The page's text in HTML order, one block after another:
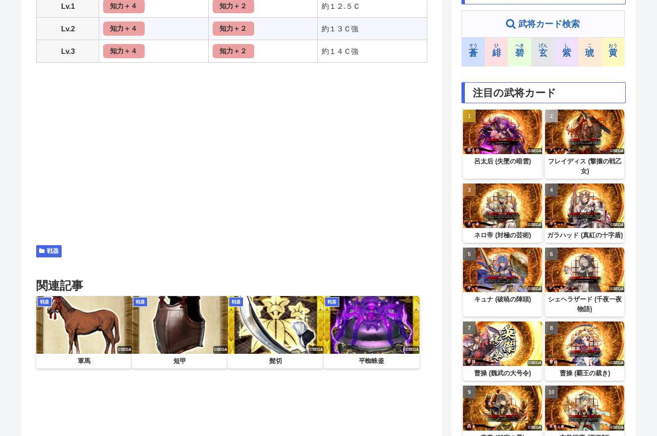
Lv.1 知力＋４ 知力＋２ 約１２.５Ｃ
Lv.2 知力＋４ 知力＋２ 約１３Ｃ強
Lv.3 知力＋４ 知力＋２ 約１４Ｃ強
戦器
関連記事
戦器
軍馬
戦器
短甲
戦器
髭切
戦器
平蜘蛛釜
武将カード検索
蒼
そう
緋
ひ
碧
へき
玄
げん
紫
し
琥
こ
黄
おう
注目の武将カード
呂太后 (失墜の暗雲)
フレイディス (撃攘の戦乙
女)
ネロ帝 (対極の芸術) ガラハッド (真紅の十字盾)
キュナ (破暁の陣頭)
シェヘラザード (千夜一夜
物語)
曹操 (魏武の大号令) 曹操 (覇王の裁き)